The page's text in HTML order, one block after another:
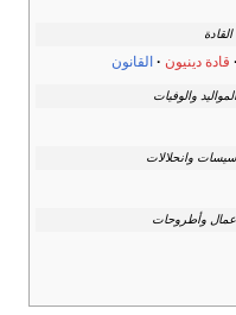
القادة
قادة دينيون القانون
والوفيات
وانحلالات
وأطروحات